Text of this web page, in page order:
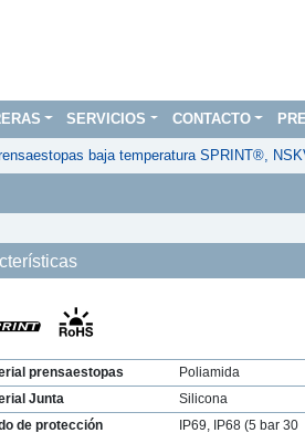
SERVICIOS CONTACTO
baja temperatura SPRINT®,
prensaestopas
Poliamida
Junta
Silicona
de protección
IP69, IP68 (5 bar 30